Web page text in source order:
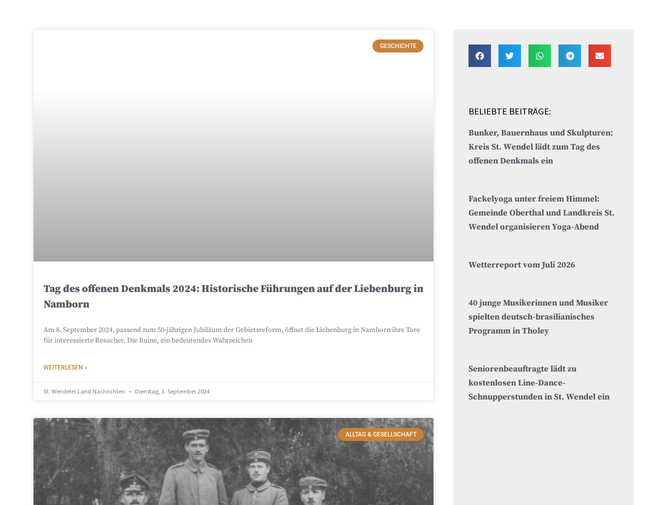
GESCHICHTE
Tag des offenen Denkmals 2024: Historische Führungen auf der Liebenburg in
Namborn
Am 8. September 2024, passend zum 50-jährigen Jubiläum der Gebietsreform, öffnet die Liebenburg in Namborn ihre Tore
für interessierte Besucher. Die Ruine, ein bedeutendes Wahrzeichen
WEITERLESEN »
St. Wendeler Land Nachrichten Dienstag, 3. September 2024
ALLTAG & GESELLSCHAFT
BELIEBTE BEITRÄGE:
Bunker, Bauernhaus und Skulpturen:
Kreis St. Wendel lädt zum Tag des
offenen Denkmals ein
Fackelyoga unter freiem Himmel:
Gemeinde Oberthal und Landkreis St.
Wendel organisieren Yoga-Abend
Wetterreport vom Juli 2026
40 junge Musikerinnen und Musiker
spielten deutsch-brasilianisches
Programm in Tholey
Seniorenbeauftragte lädt zu
kostenlosen Line-Dance-
Schnupperstunden in St. Wendel ein